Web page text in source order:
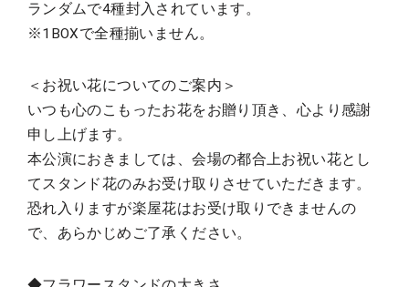
ランダムで4種封入されています。
※1BOXで全種揃いません。
＜お祝い花についてのご案内＞
いつも心のこもったお花をお贈り頂き、心より感謝
申し上げます。
本公演におきましては、会場の都合上お祝い花とし
てスタンド花のみお受け取りさせていただきます。
恐れ入りますが楽屋花はお受け取りできませんの
で、あらかじめご了承ください。